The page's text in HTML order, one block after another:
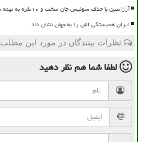
آرژانتین با حذف سوئیس جان سخت و ۱۰نفره به نیمه نهائی رسید
ایران همبستگی اش را به جهان نشان داد
نظرات بینندگان در مورد این مطلب
لطفا شما همنظر دهید